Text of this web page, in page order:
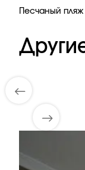
Песчаный